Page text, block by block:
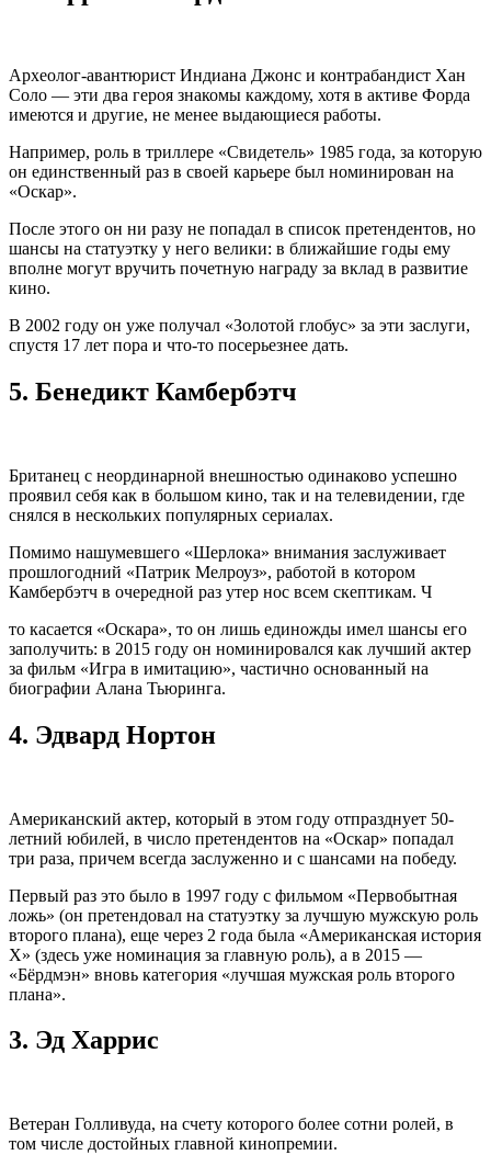
Археолог-авантюрист Индиана Джонс и контрабандист Хан
Соло — эти два героя знакомы каждому, хотя в активе Форда
имеются и другие, не менее выдающиеся работы.
Например, роль в триллере «Свидетель» 1985 года, за которую
он единственный раз в своей карьере был номинирован на
«Оскар».
После этого он ни разу не попадал в список претендентов, но
шансы на статуэтку у него велики: в ближайшие годы ему
вполне могут вручить почетную награду за вклад в развитие
кино.
В 2002 году он уже получал «Золотой глобус» за эти заслуги,
спустя 17 лет пора и что-то посерьезнее дать.
5. Бенедикт Камбербэтч
Британец с неординарной внешностью одинаково успешно
проявил себя как в большом кино, так и на телевидении, где
снялся в нескольких популярных сериалах.
Помимо нашумевшего «Шерлока» внимания заслуживает
прошлогодний «Патрик Мелроуз», работой в котором
Камбербэтч в очередной раз утер нос всем скептикам. Ч
то касается «Оскара», то он лишь единожды имел шансы его
заполучить: в 2015 году он номинировался как лучший актер
за фильм «Игра в имитацию», частично основанный на
биографии Алана Тьюринга.
4. Эдвард Нортон
Американский актер, который в этом году отпразднует 50-
летний юбилей, в число претендентов на «Оскар» попадал
три раза, причем всегда заслуженно и с шансами на победу.
Первый раз это было в 1997 году с фильмом «Первобытная
ложь» (он претендовал на статуэтку за лучшую мужскую роль
второго плана), еще через 2 года была «Американская история
X» (здесь уже номинация за главную роль), а в 2015 —
«Бёрдмэн» вновь категория «лучшая мужская роль второго
плана».
3. Эд Харрис
Ветеран Голливуда, на счету которого более сотни ролей, в
том числе достойных главной кинопремии.